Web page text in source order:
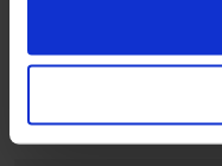
Aldersgruppe
Avansert Format